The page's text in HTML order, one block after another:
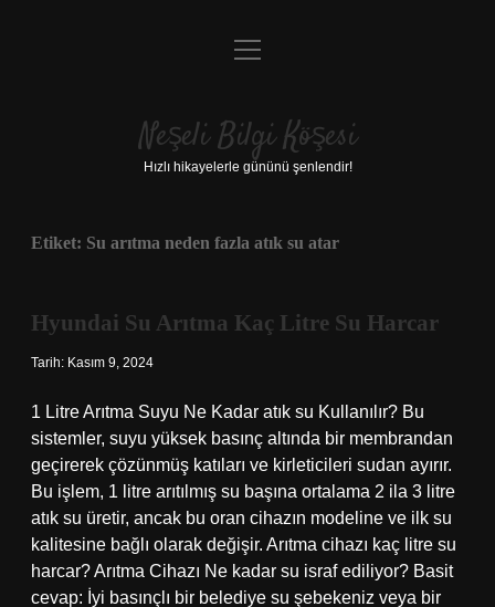
Anasayfa
Yasal Uyarı
menüyü
Neşeli Bilgi Köşesi
Hızlı hikayelerle gününü şenlendir!
Etiket: Su arıtma neden fazla atık su atar
Hyundai Su Arıtma Kaç Litre Su Harcar
Tarih: Kasım 9, 2024
1 Litre Arıtma Suyu Ne Kadar atık su Kullanılır? Bu
sistemler, suyu yüksek basınç altında bir membrandan
geçirerek çözünmüş katıları ve kirleticileri sudan ayırır.
Bu işlem, 1 litre arıtılmış su başına ortalama 2 ila 3 litre
atık su üretir, ancak bu oran cihazın modeline ve ilk su
kalitesine bağlı olarak değişir. Arıtma cihazı kaç litre su
harcar? Arıtma Cihazı Ne kadar su israf ediliyor? Basit
cevap: İyi basınçlı bir belediye su şebekeniz veya bir